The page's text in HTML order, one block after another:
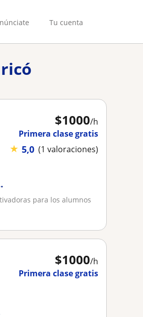
Tu cuenta
$1000/h
Primera clase gratis
★ 5,0 (1 valoraciones)
para los alumnos
$1000/h
Primera clase gratis